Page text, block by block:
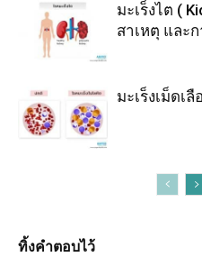
มะเร็งไต (
สาเหตุ และ
มะเร็งเม็ดเ
ทิ้งคำตอบไว้